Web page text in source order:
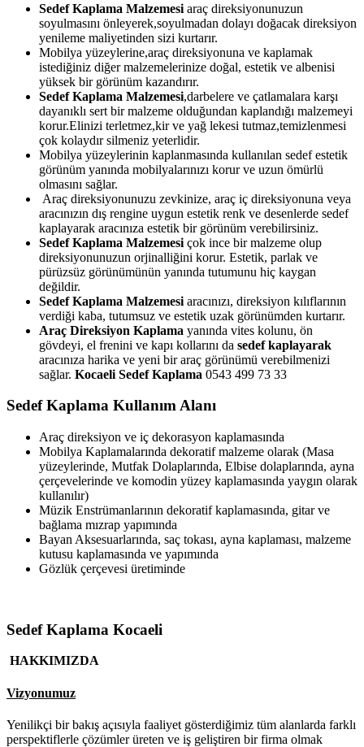
Sedef Kaplama Malzemesi araç direksiyonunuzun
soyulmasını önleyerek,soyulmadan dolayı doğacak direksiyon
yenileme maliyetinden sizi kurtarır.
Mobilya yüzeylerine,araç direksiyonuna ve kaplamak
istediğiniz diğer malzemelerinize doğal, estetik ve albenisi
yüksek bir görünüm kazandırır.
Sedef Kaplama Malzemesi,darbelere ve çatlamalara karşı
dayanıklı sert bir malzeme olduğundan kaplandığı malzemeyi
korur.Elinizi terletmez,kir ve yağ lekesi tutmaz,temizlenmesi
çok kolaydır silmeniz yeterlidir.
Mobilya yüzeylerinin kaplanmasında kullanılan sedef estetik
görünüm yanında mobilyalarınızı korur ve uzun ömürlü
olmasını sağlar.
Araç direksiyonunuzu zevkinize, araç iç direksiyonuna veya
aracınızın dış rengine uygun estetik renk ve desenlerde sedef
kaplayarak aracınıza estetik bir görünüm verebilirsiniz.
Sedef Kaplama Malzemesi çok ince bir malzeme olup
direksiyonunuzun orjinalliğini korur. Estetik, parlak ve
pürüzsüz görünümünün yanında tutumunu hiç kaygan
değildir.
Sedef Kaplama Malzemesi aracınızı, direksiyon kılıflarının
verdiği kaba, tutumsuz ve estetik uzak görünümden kurtarır.
Araç Direksiyon Kaplama yanında vites kolunu, ön
gövdeyi, el frenini ve kapı kollarını da sedef kaplayarak
aracınıza harika ve yeni bir araç görünümü verebilmenizi
sağlar. Kocaeli Sedef Kaplama 0543 499 73 33
Sedef Kaplama Kullanım Alanı
Araç direksiyon ve iç dekorasyon kaplamasında
Mobilya Kaplamalarında dekoratif malzeme olarak (Masa
yüzeylerinde, Mutfak Dolaplarında, Elbise dolaplarında, ayna
çerçevelerinde ve komodin yüzey kaplamasında yaygın olarak
kullanılır)
Müzik Enstrümanlarının dekoratif kaplamasında, gitar ve
bağlama mızrap yapımında
Bayan Aksesuarlarında, saç tokası, ayna kaplaması, malzeme
kutusu kaplamasında ve yapımında
Gözlük çerçevesi üretiminde
Sedef Kaplama Kocaeli
HAKKIMIZDA
Vizyonumuz
Yenilikçi bir bakış açısıyla faaliyet gösterdiğimiz tüm alanlarda farklı
perspektiflerle çözümler üreten ve iş geliştiren bir firma olmak